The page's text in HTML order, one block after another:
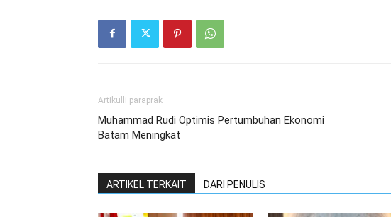
Artikulli paraprak
Muhammad Rudi Optimis Pertumbuhan Ekonomi
Batam Meningkat
ARTIKEL TERKAIT DARI PENULIS